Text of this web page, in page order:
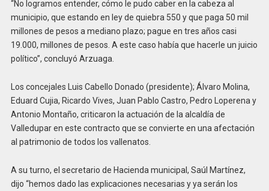
“No logramos entender, cómo le pudo caber en la cabeza al
municipio, que estando en ley de quiebra 550 y que paga 50 mil
millones de pesos a mediano plazo; pague en tres años casi
19.000, millones de pesos. A este caso había que hacerle un juicio
político”, concluyó Arzuaga.
Los concejales Luis Cabello Donado (presidente); Álvaro Molina,
Eduard Cujia, Ricardo Vives, Juan Pablo Castro, Pedro Loperena y
Antonio Montaño, criticaron la actuación de la alcaldía de
Valledupar en este contracto que se convierte en una afectación
al patrimonio de todos los vallenatos.
A su turno, el secretario de Hacienda municipal, Saúl Martínez,
dijo “hemos dado las explicaciones necesarias y ya serán los